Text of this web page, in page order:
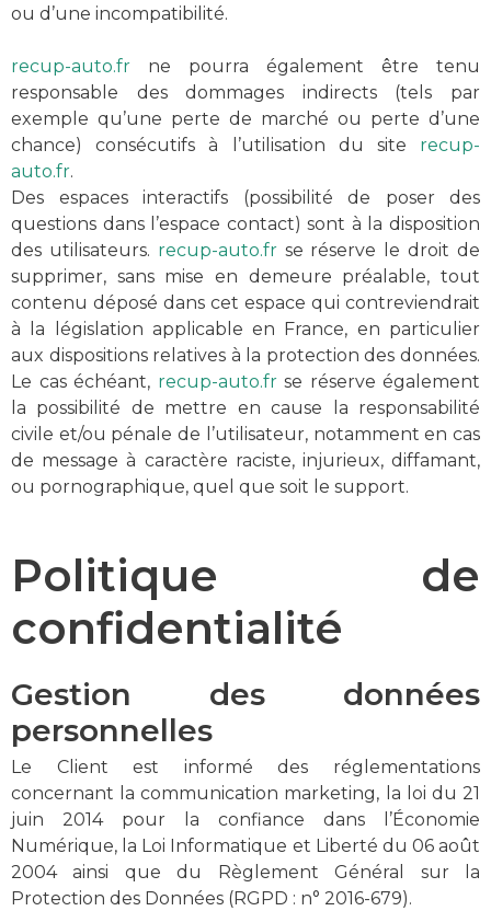
ou d’une incompatibilité.
recup-auto.fr ne pourra également être tenu
responsable des dommages indirects (tels par
exemple qu’une perte de marché ou perte d’une
chance) consécutifs à l’utilisation du site recup-
auto.fr.
Des espaces interactifs (possibilité de poser des
questions dans l’espace contact) sont à la disposition
des utilisateurs. recup-auto.frse réserve le droit de
supprimer, sans mise en demeure préalable, tout
contenu déposé dans cet espace qui contreviendrait
à la législation applicable en France, en particulier
aux dispositions relatives à la protection des données.
Le cas échéant, recup-auto.frse réserve également
la possibilité de mettre en cause la responsabilité
civile et/ou pénale de l’utilisateur, notamment en cas
de message à caractère raciste, injurieux, diffamant,
ou pornographique, quel que soit le support.
Politique de
confidentialité
Gestion des données
personnelles
Le Client est informé des réglementations
concernant la communication marketing, la loi du 21
juin 2014 pour la confiance dans l’Économie
Numérique, la Loi Informatique et Liberté du 06 août
2004 ainsi que du Règlement Général sur la
Protection des Données (RGPD : n° 2016-679).